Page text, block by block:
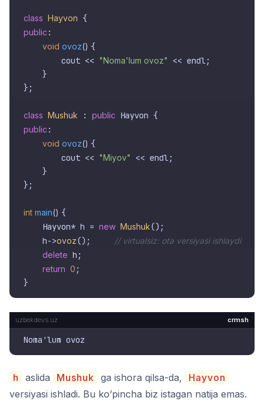
class Hayvon
public :
void ovoz() {
        cout <<
"Noma'lum ovoz"
<< endl;
    }
};
class Mushuk : public
public :
void ovoz() {
        cout <<
"Miyov"
<< endl;
    }
};
int main() {
    Hayvon* h =
new Mushuk();
    h->
ovoz(); // virtualsiz: ota versiyasi ishlaydi
delete h;
return 0 ;
crmsh
h aslida Mushuk ga ishora qilsa-da,
Hayvon
versiyasi ishladi. Bu ko’pincha biz istagan natija emas.